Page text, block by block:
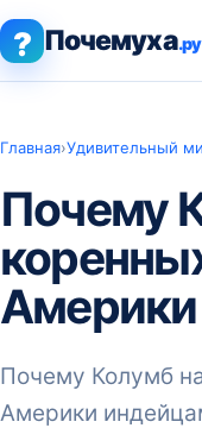
? Почемуха.ру
Главная›Удивительный
Почему
Почему Колумб
Америки